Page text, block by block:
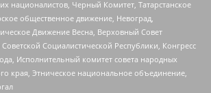
националистов, Черный Комитет, Татарстанское
общественное движение, Невоград,
Движение Весна, Верховный Совет
Социалистической Республики, Конгресс
Исполнительный комитет совета народных
края, Этническое национальное объединение,